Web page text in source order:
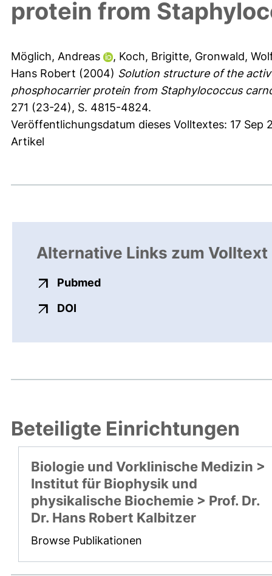
protein from
Möglich, Andreas , Koch, Brigitte, Gronwald,
Hans Robert (2004) Solution structure of the
phosphocarrier protein from Staphylococcus
271 (23-24), S. 4815-4824.
Veröffentlichungsdatum dieses Volltextes: 17 Sep
Artikel
Alternative Links zum Volltext
Pubmedexterner Link, öffnet neues
DOI
Beteiligte Einrichtungen
Biologie und Vorklinische Medizin >
Institut für Biophysik und
physikalische Biochemie > Prof. Dr.
Dr. Hans Robert Kalbitzer
Browse Publikationen